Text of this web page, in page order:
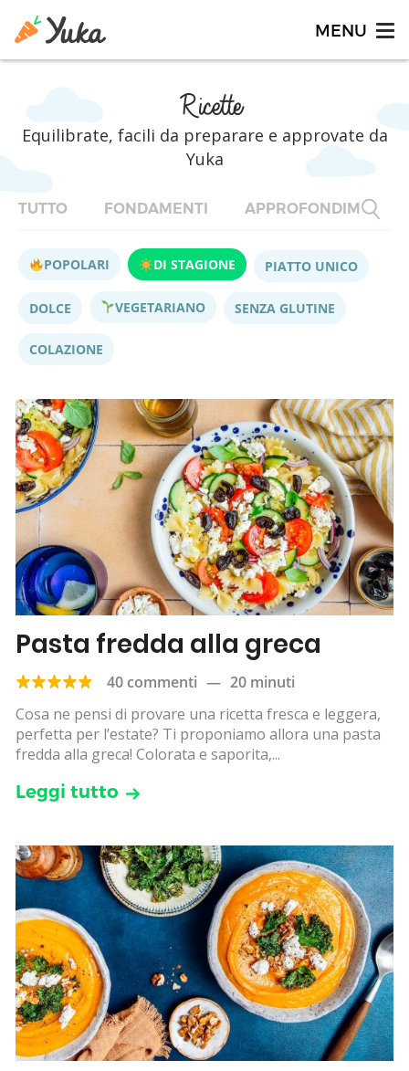
Ricette
Equilibrate, facili da preparare e approvate da
Yuka
TUTTO FONDAMENTI APPROFONDIMENTI
POPOLARI DI STAGIONE PIATTO UNICO
DOLCE VEGETARIANO SENZA GLUTINE
COLAZIONE
Pasta fredda alla greca
40 commenti — 20 minuti
Cosa ne pensi di provare una ricetta fresca e leggera,
perfetta per l’estate? Ti proponiamo allora una pasta
fredda alla greca! Colorata e saporita,...
Leggi tutto